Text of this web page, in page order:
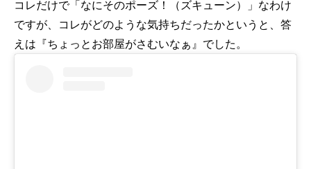
コレだけで「なにそのポーズ！（ズキューン）」なわけ
ですが、コレがどのような気持ちだったかというと、答
えは『ちょっとお部屋がさむいなぁ』でした。